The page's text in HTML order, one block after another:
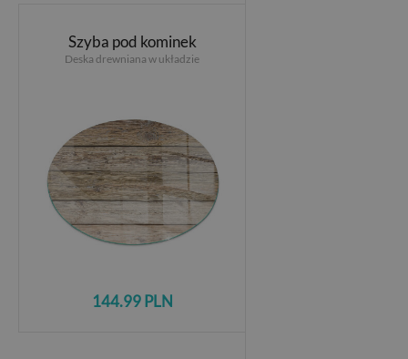
Szyba pod kominek
Deska drewniana w układzie
144.99 PLN